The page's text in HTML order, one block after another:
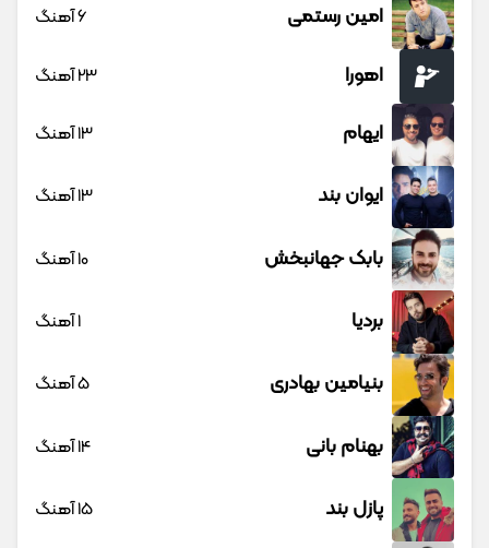
امین رستمی 6 آهنگ
اهورا 23 آهنگ
ایهام 13 آهنگ
ایوان بند 13 آهنگ
بابک جهانبخش 10 آهنگ
بردیا 1 آهنگ
بنیامین بهادری 5 آهنگ
بهنام بانی 14 آهنگ
پازل بند 15 آهنگ